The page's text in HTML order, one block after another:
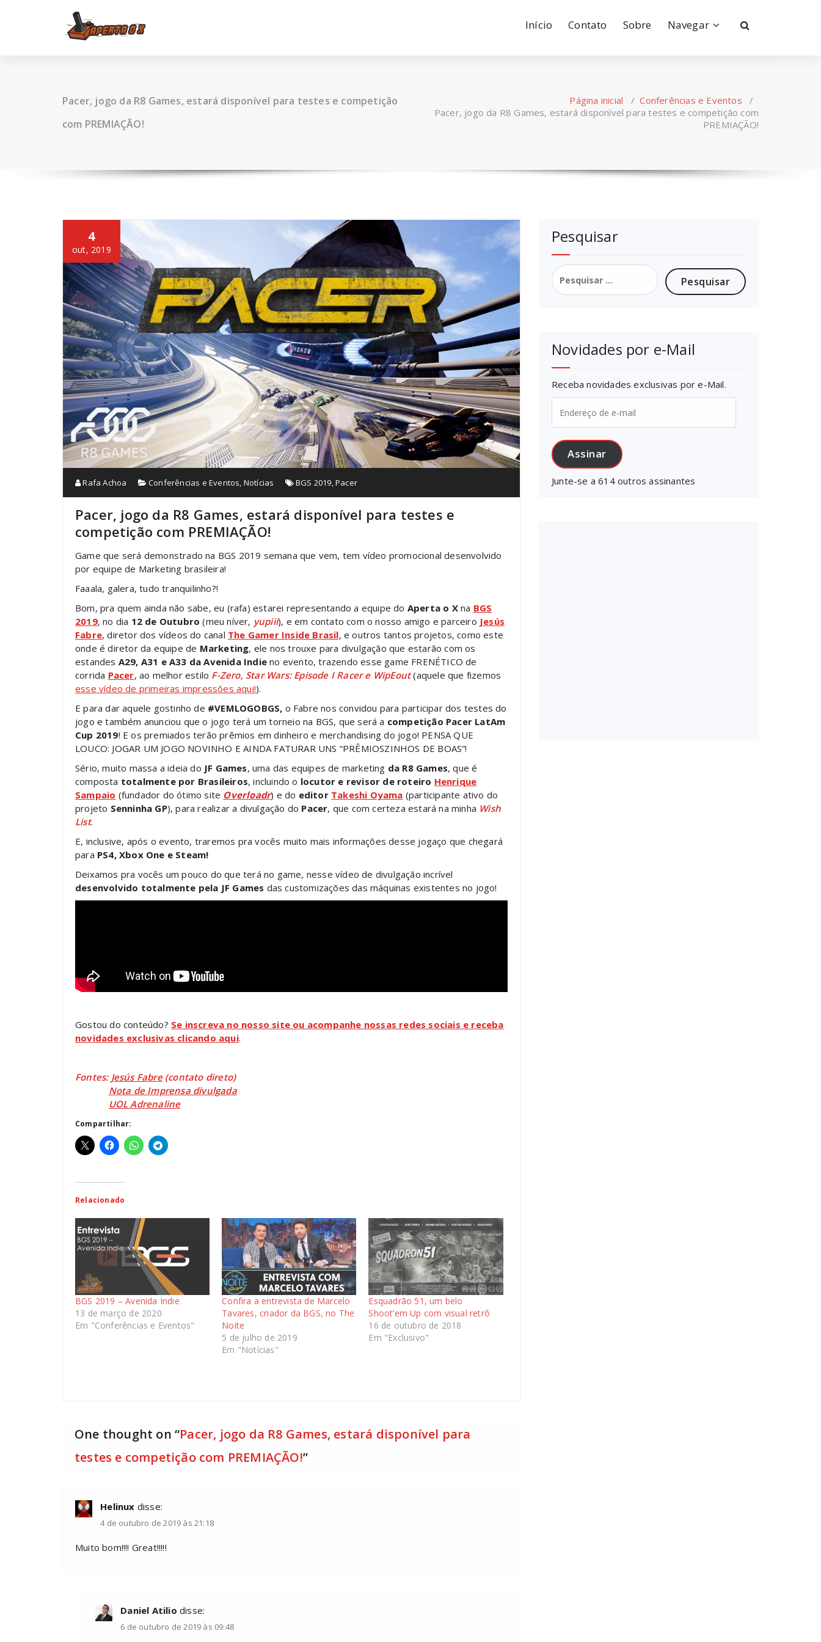
Início Contato Sobre Navegar
Pacer, jogo da R8 Games, estará disponível para testes e competição
com PREMIAÇÃO!
Página inicial /Conferências e Eventos /
Pacer, jogo da R8 Games, estará disponível para testes e competição com
PREMIAÇÃO!
4
out, 2019
Rafa Achoa Conferências e Eventos, Notícias BGS 2019,Pacer
Pacer, jogo da R8 Games, estará disponível para testes e
competição com PREMIAÇÃO!
Game que será demonstrado na BGS 2019 semana que vem, tem vídeo promocional desenvolvido
por equipe de Marketing brasileira!
Faaala, galera, tudo tranquilinho?!
Bom, pra quem ainda não sabe, eu (rafa) estarei representando a equipe do Aperta o Xna BGS
2019, no dia 12 de Outubro (meu níver, yupiii), e em contato com o nosso amigo e parceiro Jesús
Fabre, diretor dos vídeos do canal The Gamer Inside Brasil, e outros tantos projetos, como este
onde é diretor da equipe de Marketing, ele nos trouxe para divulgação que estarão com os
estandes A29, A31 e A33 da Avenida Indie no evento, trazendo esse game FRENÉTICO de
corrida Pacer, ao melhor estilo F-Zero, Star Wars: Episode I Racer e WipEout(aquele que fizemos
esse vídeo de primeiras impressões aqui!).
E para dar aquele gostinho de #VEMLOGOBGS, o Fabre nos convidou para participar dos testes do
jogo e também anunciou que o jogo terá um torneio na BGS, que será a competição Pacer LatAm
Cup 2019! E os premiados terão prêmios em dinheiro e merchandising do jogo! PENSA QUE
LOUCO: JOGAR UM JOGO NOVINHO E AINDA FATURAR UNS “PRÊMIOSZINHOS DE BOAS”!
Sério, muito massa a ideia do JF Games, uma das equipes de marketing da R8 Games, que é
composta totalmente por Brasileiros, incluindo o locutor e revisor de roteiro Henrique
Sampaio (fundador do ótimo site Overloadr) e do editor Takeshi Oyama (participante ativo do
projeto Senninha GP), para realizar a divulgação do Pacer, que com certeza estará na minha Wish
List.
E, inclusive, após o evento, traremos pra vocês muito mais informações desse jogaço que chegará
para PS4, Xbox One e Steam!
Deixamos pra vocês um pouco do que terá no game, nesse vídeo de divulgação incrível
desenvolvido totalmente pela JF Games das customizações das máquinas existentes no jogo!
Gostou do conteúdo? Se inscreva no nosso site ou acompanhe nossas redes sociais e receba
novidades exclusivas clicando aqui.
Fontes: Jesús Fabre(contato direto)
Nota de Imprensa divulgada
UOL Adrenaline
Compartilhar:
Relacionado
BGS 2019 – Avenida Indie
13 de março de 2020
Em "Conferências e Eventos"
Confira a entrevista de Marcelo
Tavares, criador da BGS, no The
Noite
5 de julho de 2019
Em "Notícias"
Esquadrão 51, um belo
Shoot’em Up com visual retrô
16 de outubro de 2018
Em "Exclusivo"
One thought on “Pacer, jogo da R8 Games, estará disponível para
testes e competição com PREMIAÇÃO!”
Helinux disse:
4 de outubro de 2019 às 21:18
Muito bom!!!! Great!!!!!
Daniel Atilio disse:
6 de outubro de 2019 às 09:48
Pesquisar
Pesquisar
por:
Novidades por e-Mail
Receba novidades exclusivas por e-Mail.
de
e-
mail
Assinar
Junte-se a 614 outros assinantes